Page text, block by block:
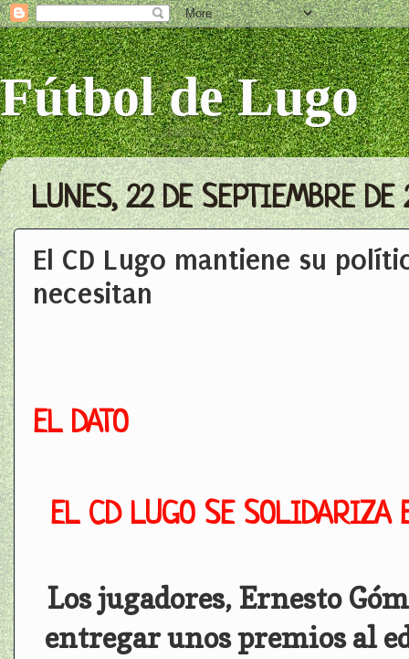
Fútbol de Lugo
LUNES, 22 DE SEPTIEMBRE DE
El CD Lugo mantiene su
necesitan
EL DATO
EL CD LUGO SE SOLIDARIZA
Los jugadores, Ernesto
entregar unos premios al